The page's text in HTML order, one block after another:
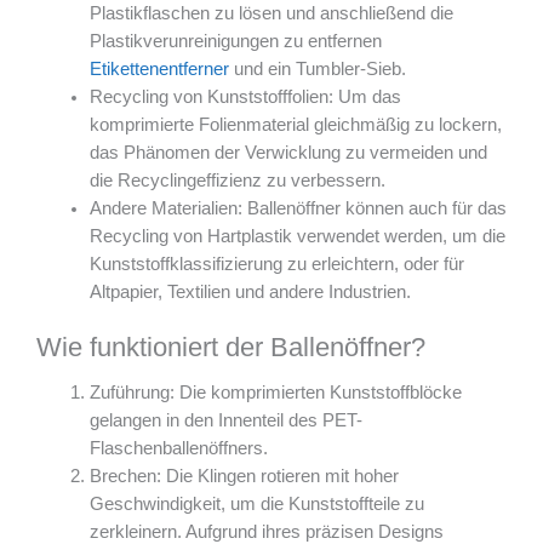
Plastikflaschen zu lösen und anschließend die
Plastikverunreinigungen zu entfernen
Etikettenentfernerund ein Tumbler-Sieb.
Recycling von Kunststofffolien: Um das
komprimierte Folienmaterial gleichmäßig zu lockern,
das Phänomen der Verwicklung zu vermeiden und
die Recyclingeffizienz zu verbessern.
Andere Materialien: Ballenöffner können auch für das
Recycling von Hartplastik verwendet werden, um die
Kunststoffklassifizierung zu erleichtern, oder für
Altpapier, Textilien und andere Industrien.
Wie funktioniert der Ballenöffner?
Zuführung: Die komprimierten Kunststoffblöcke
gelangen in den Innenteil des PET-
Flaschenballenöffners.
Brechen: Die Klingen rotieren mit hoher
Geschwindigkeit, um die Kunststoffteile zu
zerkleinern. Aufgrund ihres präzisen Designs